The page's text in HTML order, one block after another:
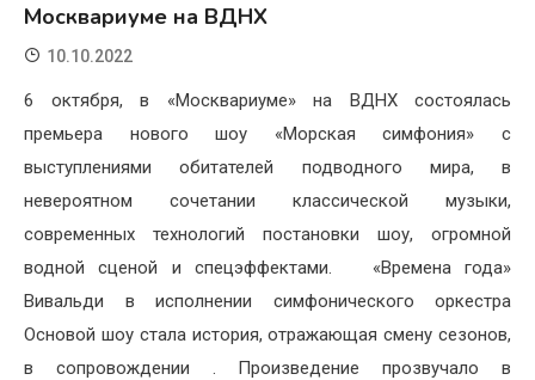
Москвариуме на ВДНХ
10.10.2022
6 октября, в «Москвариуме» на ВДНХ состоялась
премьера нового шоу «Морская симфония» с
выступлениями обитателей подводного мира, в
невероятном сочетании классической музыки,
современных технологий постановки шоу, огромной
водной сценой и спецэффектами. «Времена года»
Вивальди в исполнении симфонического оркестра
Основой шоу стала история, отражающая смену сезонов,
в сопровождении . Произведение прозвучало в